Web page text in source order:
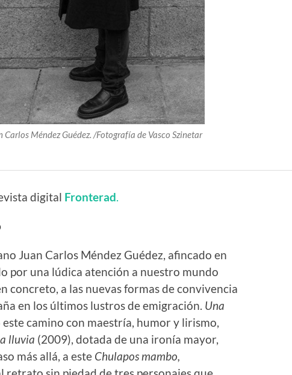
Carlos Méndez Guédez. /Fotografía de Vasco Szinetar
digital Fronterad
Juan Carlos Méndez Guédez, afincado en
por una lúdica atención a nuestro mundo
concreto, a las nuevas formas de convivencia
en los últimos lustros de emigración. Una
camino con maestría, humor y lirismo,
lluvia (2009), dotada de una ironía mayor,
más allá, a este Chulapos mambo,